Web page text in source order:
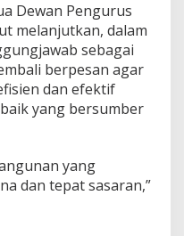
Dewan Pengurus
melanjutkan, dalam
sebagai
berpesan agar
dan efektif
yang bersumber
yang
dan tepat sasaran,”